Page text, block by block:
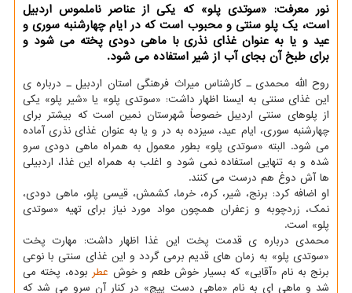
نور معرفت: «سوتدی پلو» که یکی از عناصر ناملموس اردبیل
است، یک پلو سنتی و محبوب است که در ایام چهارشنبه سوری و
عید و یا به عنوان غذای نذری با ماهی دودی پخته می شود و
برای طبخ آن بجای آب از شیر استفاده می شود.
روح الله محمدی ـ کارشناس میراث فرهنگی استان اردبیل ـ درباره ی
این غذای سنتی به ایسنا اظهار داشت: «سوتدی پلو» یا «شیر پلو» یکی
از پلوهای سنتی اردیبل خصوصاً شهرستان نمین است که بیشتر برای
چهارشنبه سوری، ایام عید، سیزده به در و یا به عنوان غذای نذری آماده
می شود. البته «سوتدی پلو» بطور معمول به همراه ماهی دودی سرو
شده و به تنهایی استفاده نمی شود و اغلب به همراه این غذا، اردبیلی
ها آش دوغ هم درست می کنند.
او اضافه کرد: برنج، شیر، کره، خرما، کشمش، قیسی پلو، ماهی دودی،
نمک، زردچوبه و زعفران همچون مواد مورد نیاز برای تهیه «سوتدی
پلو» است.
محمدی درباره ی قدمت پخت این غذا اظهار داشت: مهارت پخت
«سوتدی پلو» به زمان های قدیم برمی گردد و این غذای سنتی با نوعی
برنج به نام «آقایی» که بسیار خوش طعم و خوش عطر بوده، پخته می
شد و ماهی ای به نام «ماهی دست پیچ» در کنار آن سرو می شد که